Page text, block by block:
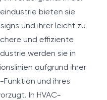
bieten sie
und ihrer leicht zu
und effiziente
werden sie in
aufgrund ihrer
und ihres
In HVAC-